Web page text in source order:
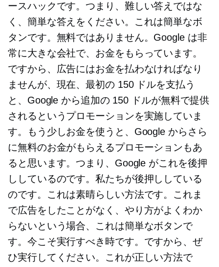
ースハックです。つまり、難しい答えではな
く、簡単な答えをください。これは簡単なボ
タンです。無料ではありません。Google は非
常に大きな会社で、お金をもらっています。
ですから、広告にはお金を払わなければなり
ませんが、現在、最初の 150 ドルを支払う
と、Google から追加の 150 ドルが無料で提供
されるというプロモーションを実施していま
す。もう少しお金を使うと、Google からさら
に無料のお金がもらえるプロモーションもあ
ると思います。つまり、Google がこれを後押
ししているのです。私たちが後押ししている
のです。これは素晴らしい方法です。これま
で広告をしたことがなく、やり方がよくわか
らないという場合、これは簡単なボタンで
す。今こそ実行すべき時です。ですから、ぜ
ひ実行してください。これが正しい方法で